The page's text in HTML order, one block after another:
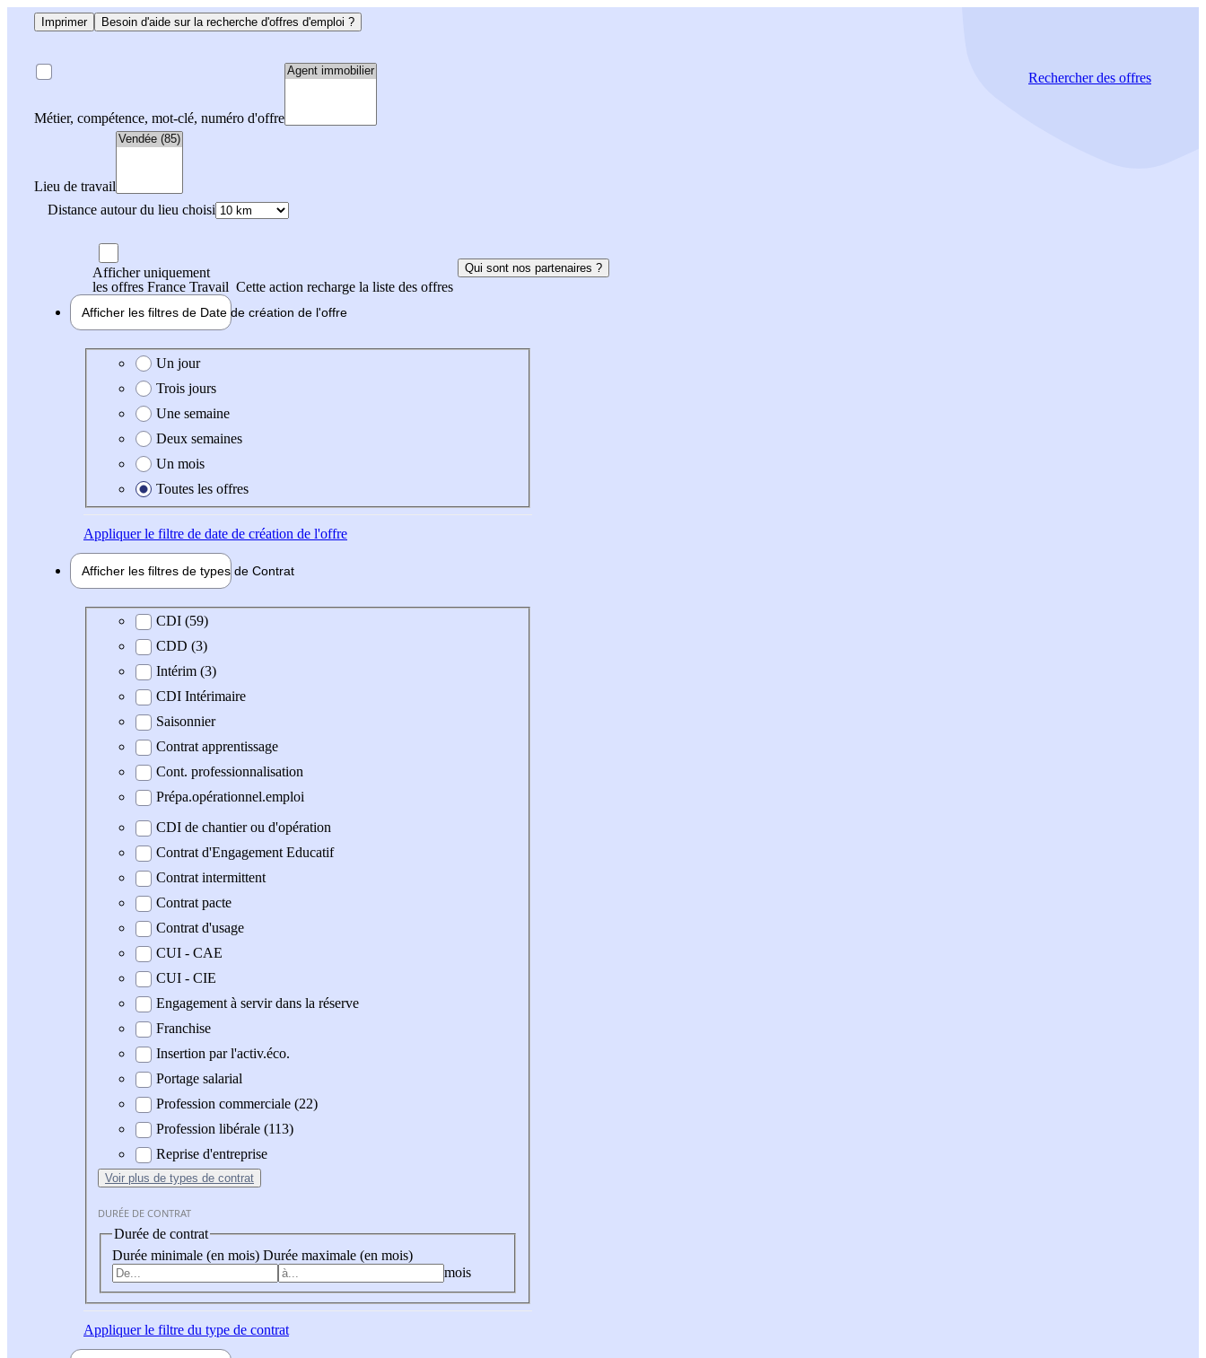
Imprimer Besoin d'aide sur la recherche d'offres d'emploi ?
Métier, compétence, mot-clé, numéro d'offre
Lieu de travail
Distance autour du lieu choisi
Rechercherdes offres
Afficher uniquement
les offres France Travail Cette action recharge la liste des offres
Qui sont nos partenaires ?
Afficher les filtres de Date de création de l'offre
Date de création de l'offre
Un jour
Trois jours
Une semaine
Deux semaines
Un mois
Toutes les offres
Appliquerle filtre de date de création de l'offre
Afficher les filtres de types de Contrat
Type de contratCDI (59)
CDD (3)
Intérim (3)
CDI Intérimaire
Saisonnier
Contrat apprentissage
Cont. professionnalisation
Prépa.opérationnel.emploi
CDI de chantier ou d'opération
Contrat d'Engagement Educatif
Contrat intermittent
Contrat pacte
Contrat d'usage
CUI - CAE
CUI - CIE
Engagement à servir dans la réserve
Franchise
Insertion par l'activ.éco.
Portage salarial
Profession commerciale (22)
Profession libérale (113)
Reprise d'entreprise
Voir plus de types de contrat
DURÉE DE CONTRAT
Durée de contrat
Durée minimale (en mois) Durée maximale (en mois)
mois
Appliquerle filtre du type de contrat